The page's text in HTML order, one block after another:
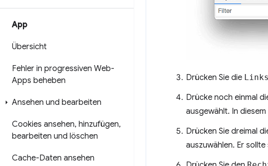
App
Übersicht
Fehler in progressiven Web-
Apps beheben
Ansehen und bearbeiten
Cookies ansehen, hinzufügen,
bearbeiten und löschen
Cache-Daten ansehen
Drücken Sie die
Drücke noch einmal
ausgewählt. In
Drücken Sie dreimal
auszuwählen. Er